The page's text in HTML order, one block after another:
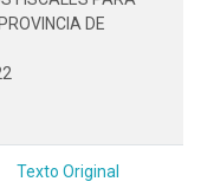
DE
Texto Original